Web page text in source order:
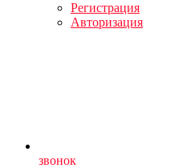
Регистрация
Авторизация
звонок